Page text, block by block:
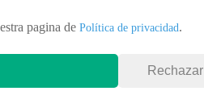
pagina de Política de privacidad.
Rechazar